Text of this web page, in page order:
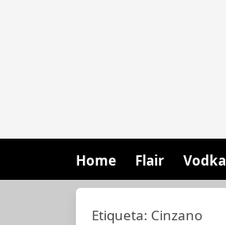
Home Flair Vodka
Etiqueta: Cinzano